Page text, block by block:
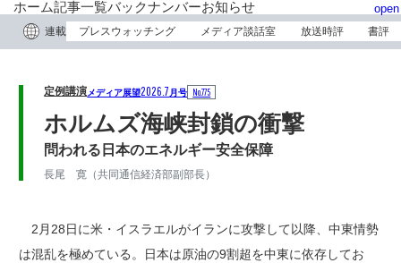
open
ホーム記事一覧バックナンバーお知らせ
連載 プレスウォッチング メディア談話室 放送時評 書評
定例講演メディア展望2026.7月号 No.775
ホルムズ海峡封鎖の衝撃
問われる日本のエネルギー安全保障
長尾 寛（共同通信経済部副部長）
2月28日に米・イスラエルがイランに攻撃して以降、中東情勢
は混乱を極めている。日本は原油の9割超を中東に依存してお